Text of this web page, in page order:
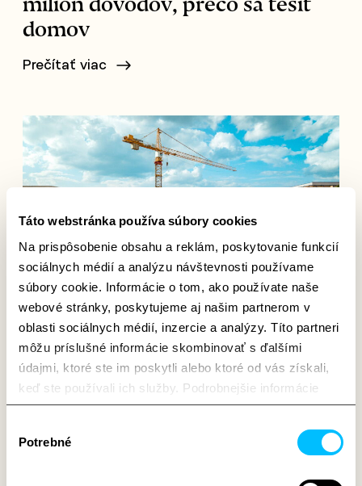
Táto webstránka používa súbory cookies
Na prispôsobenie obsahu a reklám, poskytovanie funkcií
sociálnych médií a analýzu návštevnosti používame
súbory cookie. Informácie o tom, ako používate naše
webové stránky, poskytujeme aj našim partnerom v
oblasti sociálnych médií, inzercie a analýzy. Títo partneri
môžu príslušné informácie skombinovať s ďalšími
údajmi, ktoré ste im poskytli alebo ktoré od vás získali,
keď ste používali ich služby. Podrobnejšie informácie
nájdete na stránkePodmienky a informácie o
súhlasu
Potrebné
domov
Prečítať viac
Aktuality
Kvetnica rastie. Tretia etapa
Prečítať viac